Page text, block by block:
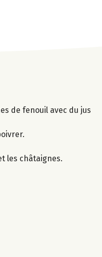
de fenouil avec du jus
les châtaignes.